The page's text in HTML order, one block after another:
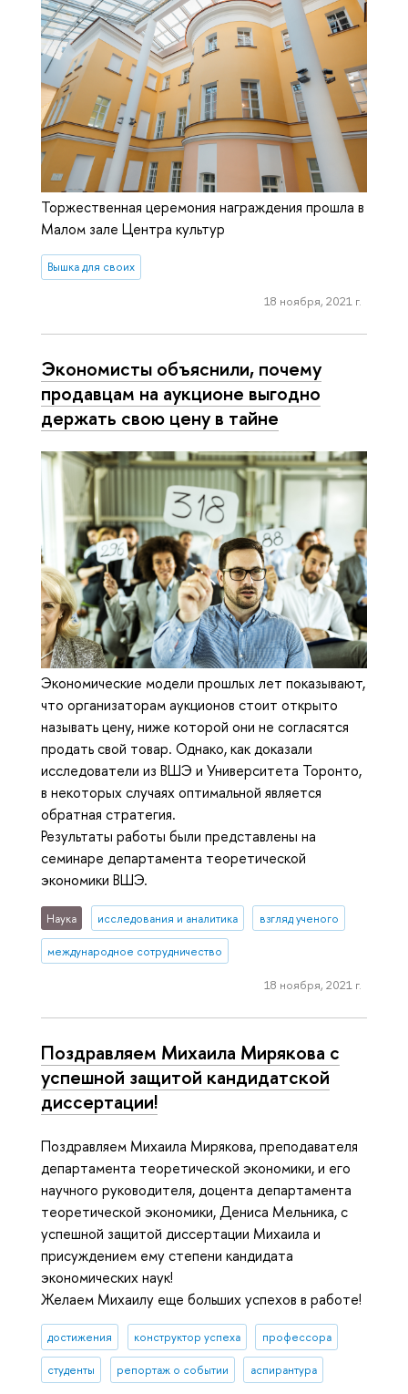
Торжественная церемония награждения прошла в
Малом зале Центра культур
Вышка для своих
18 ноября, 2021 г.
Экономисты объяснили, почему
продавцам на аукционе выгодно
держать свою цену в тайне
Экономические модели прошлых лет показывают,
что организаторам аукционов стоит открыто
называть цену, ниже которой они не согласятся
продать свой товар. Однако, как доказали
исследователи из ВШЭ и Университета Торонто,
в некоторых случаях оптимальной является
обратная стратегия.
Результаты работы были представлены на
семинаре департамента теоретической
экономики ВШЭ.
Наука исследования и аналитика взгляд ученого
международное сотрудничество
18 ноября, 2021 г.
Поздравляем Михаила Мирякова с
успешной защитой кандидатской
диссертации!
Поздравляем Михаила Мирякова, преподавателя
департамента теоретической экономики, и его
научного руководителя, доцента департамента
теоретической экономики, Дениса Мельника, с
успешной защитой диссертации Михаила и
присуждением ему степени кандидата
экономических наук!
Желаем Михаилу еще больших успехов в работе!
достижения конструктор успеха профессора
студенты репортаж о событии аспирантура